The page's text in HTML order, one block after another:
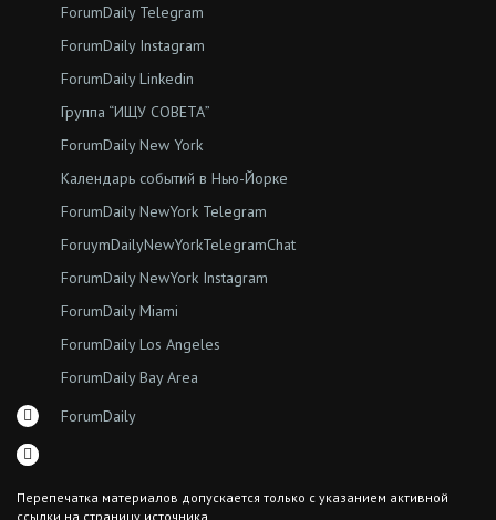
ForumDaily Telegram
ForumDaily Instagram
ForumDaily Linkedin
Группа “ИЩУ СОВЕТА”
ForumDaily New York
Календарь событий в Нью-Йорке
ForumDaily NewYork Telegram
ForuymDailyNewYorkTelegramChat
ForumDaily NewYork Instagram
ForumDaily Miami
ForumDaily Los Angeles
ForumDaily Bay Area
ForumDaily
Перепечатка материалов допускается только с указанием активной
ссылки на страницу источника.